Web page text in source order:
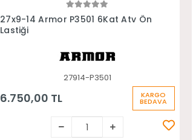
Sepete Ekle
27x9-14 Armor P3501 6Kat Atv Ön
Lastiği
27914-P3501
6.750,00 TL KARGO
BEDAVA